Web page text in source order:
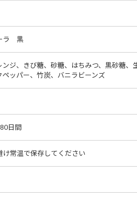
ラ 黒
ンジ、きび糖、砂糖、はちみつ、黒砂糖、
ペッパー、竹炭、バニラビーンズ
日間
け常温で保存してください